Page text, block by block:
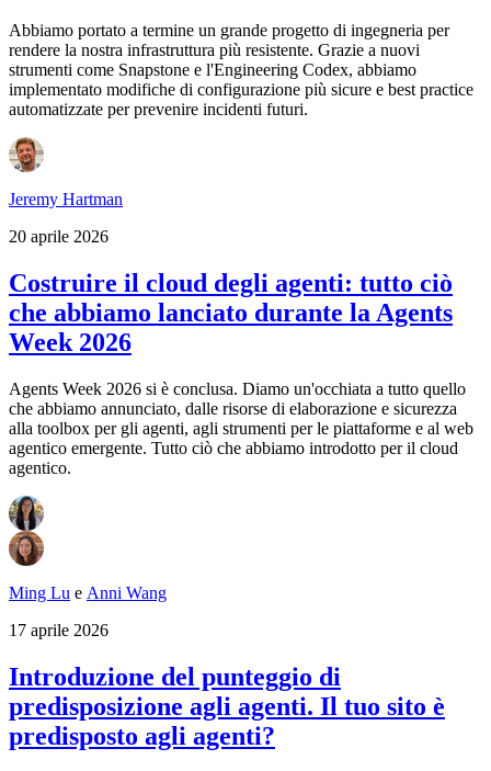
Abbiamo portato a termine un grande progetto di ingegneria per
rendere la nostra infrastruttura più resistente. Grazie a nuovi
strumenti come Snapstone e l'Engineering Codex, abbiamo
implementato modifiche di configurazione più sicure e best practice
automatizzate per prevenire incidenti futuri.
Jeremy Hartman
20 aprile 2026
Costruire il cloud degli agenti: tutto ciò
che abbiamo lanciato durante la Agents
Week 2026
Agents Week 2026 si è conclusa. Diamo un'occhiata a tutto quello
che abbiamo annunciato, dalle risorse di elaborazione e sicurezza
alla toolbox per gli agenti, agli strumenti per le piattaforme e al web
agentico emergente. Tutto ciò che abbiamo introdotto per il cloud
agentico.
Ming Lu e Anni Wang
17 aprile 2026
Introduzione del punteggio di
predisposizione agli agenti. Il tuo sito è
predisposto agli agenti?